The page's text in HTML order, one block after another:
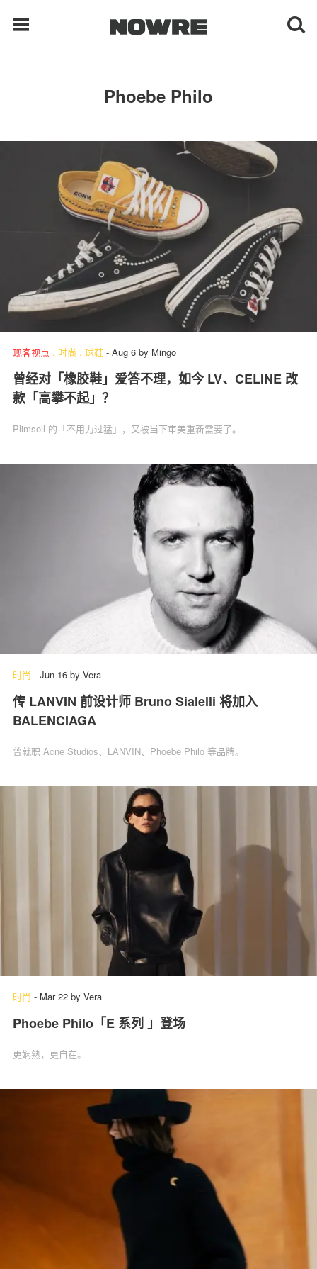
每日鲜榨
现客视点
每日栏目
时 尚
球 鞋
生 活
科 技
Phoebe Philo
现客视点 . 时尚 . 球鞋 - Aug 6 by Mingo
曾经对「橡胶鞋」爱答不理，如今 LV、CELINE 改
款「高攀不起」？
Plimsoll 的「不用力过猛」，又被当下审美重新需要了。
时尚 - Jun 16 by Vera
传 LANVIN 前设计师 Bruno Sialelli 将加入
BALENCIAGA
曾就职 Acne Studios、LANVIN、Phoebe Philo 等品牌。
时尚 - Mar 22 by Vera
Phoebe Philo「E 系列 」‌登场
更娴熟，更自在。